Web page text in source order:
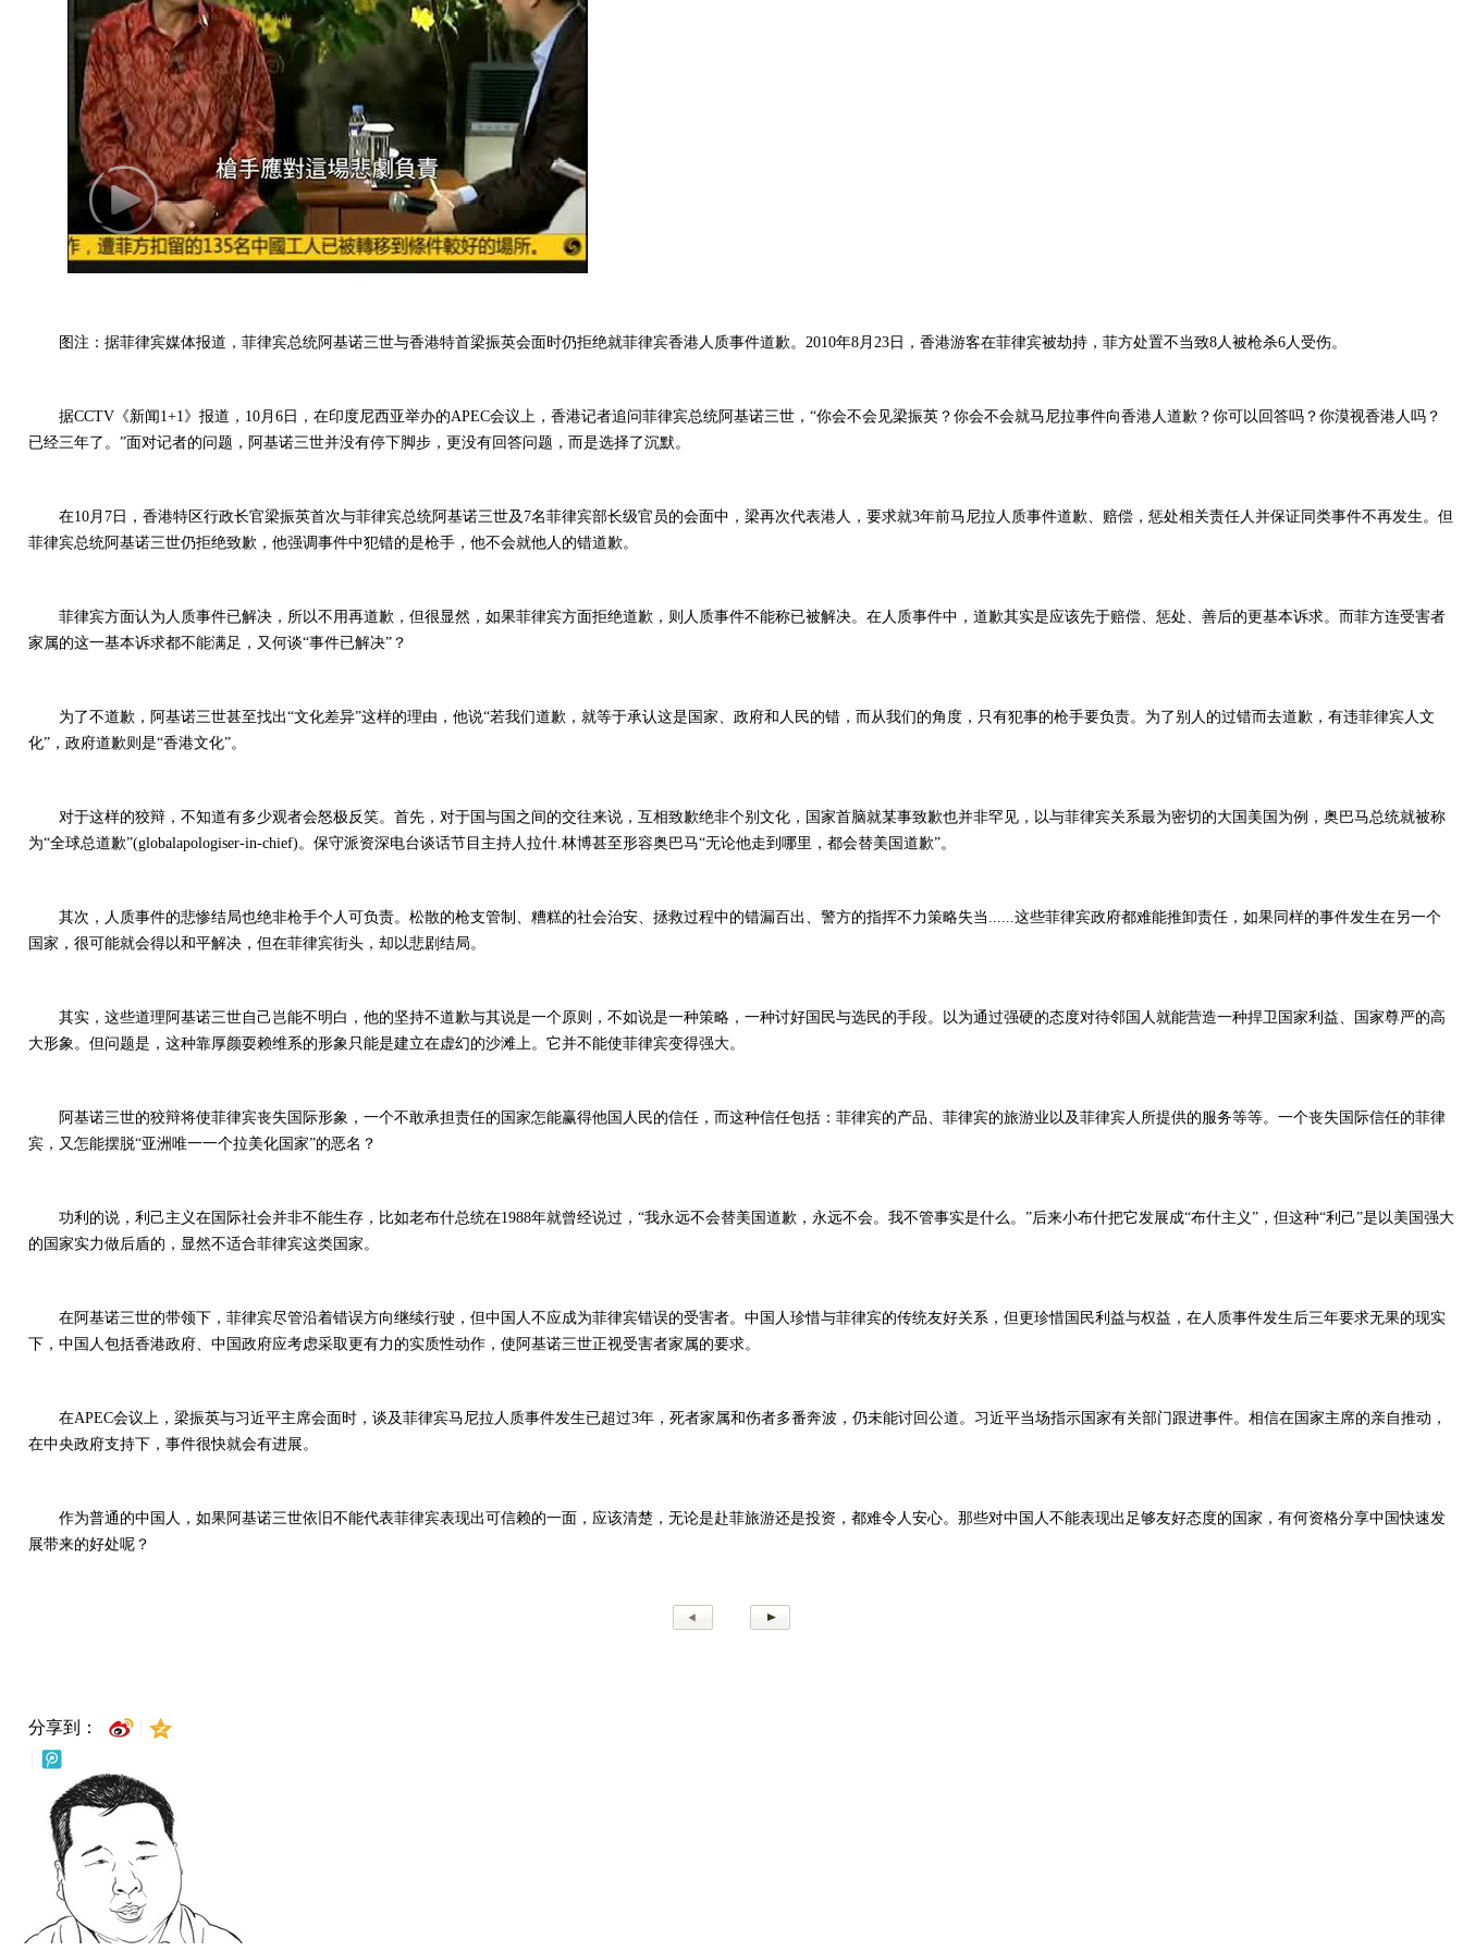
图注：据菲律宾媒体报道，菲律宾总统阿基诺三世与香港特首梁振英会面时仍拒绝就菲律宾香港人质事件道歉。2010年8月23日，香港游客在菲律宾被劫持，菲方处置不当致8人被枪杀6人受伤。
据CCTV《新闻1+1》报道，10月6日，在印度尼西亚举办的APEC会议上，香港记者追问菲律宾总统阿基诺三世，“你会不会见梁振英？你会不会就马尼拉事件向香港人道歉？你可以回答吗？你漠视香港人吗？
已经三年了。”面对记者的问题，阿基诺三世并没有停下脚步，更没有回答问题，而是选择了沉默。
在10月7日，香港特区行政长官梁振英首次与菲律宾总统阿基诺三世及7名菲律宾部长级官员的会面中，梁再次代表港人，要求就3年前马尼拉人质事件道歉、赔偿，惩处相关责任人并保证同类事件不再发生。但
菲律宾总统阿基诺三世仍拒绝致歉，他强调事件中犯错的是枪手，他不会就他人的错道歉。
菲律宾方面认为人质事件已解决，所以不用再道歉，但很显然，如果菲律宾方面拒绝道歉，则人质事件不能称已被解决。在人质事件中，道歉其实是应该先于赔偿、惩处、善后的更基本诉求。而菲方连受害者
家属的这一基本诉求都不能满足，又何谈“事件已解决”？
为了不道歉，阿基诺三世甚至找出“文化差异”这样的理由，他说“若我们道歉，就等于承认这是国家、政府和人民的错，而从我们的角度，只有犯事的枪手要负责。为了别人的过错而去道歉，有违菲律宾人文
化”，政府道歉则是“香港文化”。
对于这样的狡辩，不知道有多少观者会怒极反笑。首先，对于国与国之间的交往来说，互相致歉绝非个别文化，国家首脑就某事致歉也并非罕见，以与菲律宾关系最为密切的大国美国为例，奥巴马总统就被称
为“全球总道歉”(globalapologiser-in-chief)。保守派资深电台谈话节目主持人拉什.林博甚至形容奥巴马“无论他走到哪里，都会替美国道歉”。
其次，人质事件的悲惨结局也绝非枪手个人可负责。松散的枪支管制、糟糕的社会治安、拯救过程中的错漏百出、警方的指挥不力策略失当......这些菲律宾政府都难能推卸责任，如果同样的事件发生在另一个
国家，很可能就会得以和平解决，但在菲律宾街头，却以悲剧结局。
其实，这些道理阿基诺三世自己岂能不明白，他的坚持不道歉与其说是一个原则，不如说是一种策略，一种讨好国民与选民的手段。以为通过强硬的态度对待邻国人就能营造一种捍卫国家利益、国家尊严的高
大形象。但问题是，这种靠厚颜耍赖维系的形象只能是建立在虚幻的沙滩上。它并不能使菲律宾变得强大。
阿基诺三世的狡辩将使菲律宾丧失国际形象，一个不敢承担责任的国家怎能赢得他国人民的信任，而这种信任包括：菲律宾的产品、菲律宾的旅游业以及菲律宾人所提供的服务等等。一个丧失国际信任的菲律
宾，又怎能摆脱“亚洲唯一一个拉美化国家”的恶名？
功利的说，利己主义在国际社会并非不能生存，比如老布什总统在1988年就曾经说过，“我永远不会替美国道歉，永远不会。我不管事实是什么。”后来小布什把它发展成“布什主义”，但这种“利己”是以美国强大
的国家实力做后盾的，显然不适合菲律宾这类国家。
在阿基诺三世的带领下，菲律宾尽管沿着错误方向继续行驶，但中国人不应成为菲律宾错误的受害者。中国人珍惜与菲律宾的传统友好关系，但更珍惜国民利益与权益，在人质事件发生后三年要求无果的现实
下，中国人包括香港政府、中国政府应考虑采取更有力的实质性动作，使阿基诺三世正视受害者家属的要求。
在APEC会议上，梁振英与习近平主席会面时，谈及菲律宾马尼拉人质事件发生已超过3年，死者家属和伤者多番奔波，仍未能讨回公道。习近平当场指示国家有关部门跟进事件。相信在国家主席的亲自推动，
在中央政府支持下，事件很快就会有进展。
作为普通的中国人，如果阿基诺三世依旧不能代表菲律宾表现出可信赖的一面，应该清楚，无论是赴菲旅游还是投资，都难令人安心。那些对中国人不能表现出足够友好态度的国家，有何资格分享中国快速发
展带来的好处呢？
分享到：